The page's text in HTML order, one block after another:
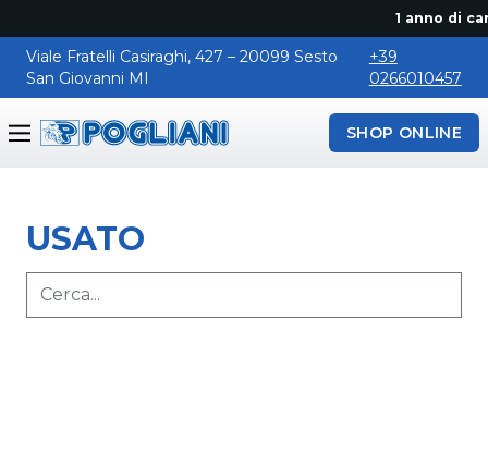
1 anno di
Viale Fratelli Casiraghi, 427 – 20099 Sesto
San Giovanni MI
+39
0266010457
SHOP ONLINE
USATO